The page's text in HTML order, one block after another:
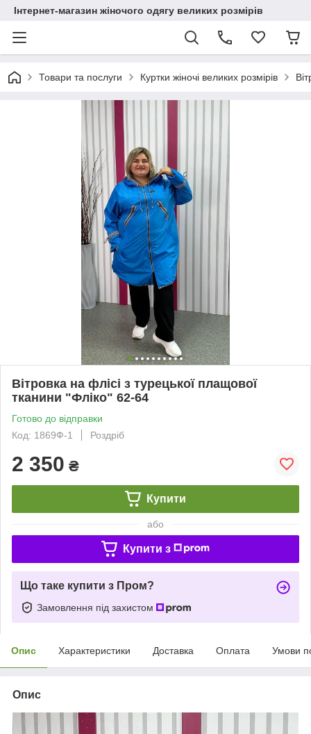
Інтернет-магазин жіночого одягу великих розмірів
Товари та послуги Куртки жіночі великих розмірів
Вітровка на флісі з турецької плащової
тканини "Фліко" 62-64
Готово до відправки
Код: 1869Ф-1
Роздріб
2 350 ₴
Купити
або
Купити з
Що таке купити з Пром?
Замовлення під захистом
Опис Характеристики Доставка Оплата Умови
Опис